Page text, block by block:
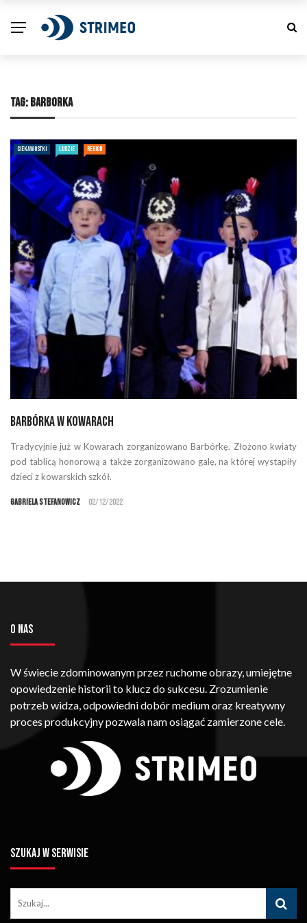
TAG: BARBORKA
CIEKAWOSTKI LUDZIE REGION
Barbórka w Kowarach
Tradycyjnie już w Kowarach zorganizowano Barbórkę. Złożono kwiaty
pod tablicą honorową a także zorganizowano galę, na której wystapiły
dzieci z kowarskich szkół.
Gabriela Stefanowicz 02/12/2022
O NAS
W świecie zdominowanym przez ruchome obrazy, umiejętne
opowiedzenie historii to klucz do sukcesu. Zrozumienie
potrzeb widza, odpowiedni dobór medium oraz kreatywny
proces produkcyjny pozwala nam osiągać zamierzone cele.
SZUKAJ W SERWISIE